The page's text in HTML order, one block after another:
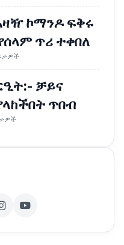
ኮማንዶ ፍቅሩ
ጥሪ ተቀበለ
ቻይና
ጥበብ